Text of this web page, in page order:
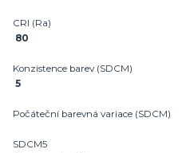
CRI (Ra)
80
Konzistence barev (SDCM)
5
Počáteční barevná variace (SDCM)
SDCM5